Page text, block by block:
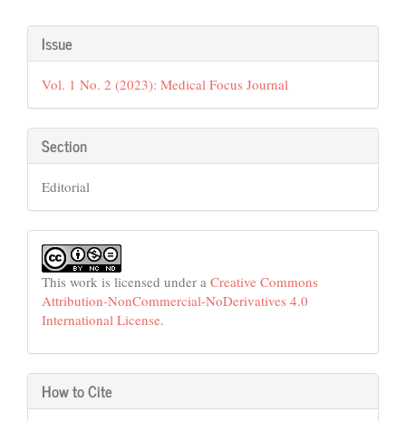
Article
Details
Issue
Vol. 1 No. 2 (2023): Medical Focus Journal
Section
Editorial
This work is licensed under a Creative Commons
Attribution-NonCommercial-NoDerivatives 4.0
International License.
How to Cite